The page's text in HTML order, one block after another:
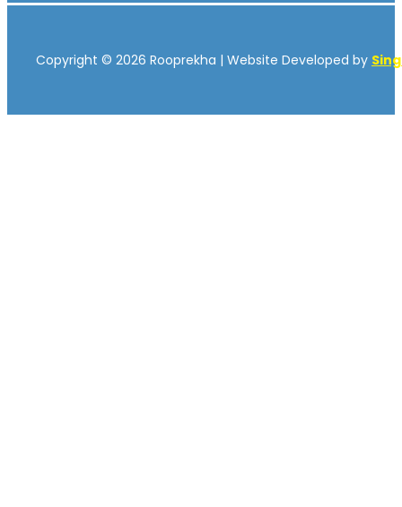
Copyright © 2026 Rooprekha | Website Developed by